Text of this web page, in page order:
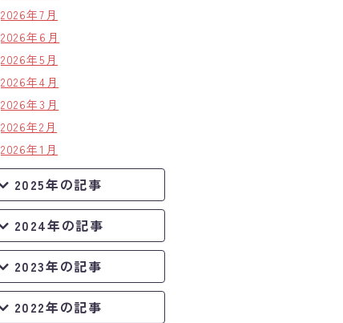
2026年7月
2026年6月
2026年5月
2026年4月
2026年3月
2026年2月
2026年1月
2025年の記事
2024年の記事
2023年の記事
2022年の記事